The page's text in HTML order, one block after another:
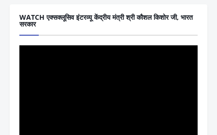
WATCH एक्सक्लूसिव इंटरव्यू केंद्रीय मंत्री श्री कौशल किशोर जी, भारत
सरकार